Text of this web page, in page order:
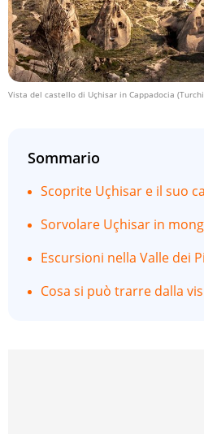
Vista del castello di Uçhisar in Cappadocia
Sommario
Scoprite Uçhisar e il suo
Sorvolare Uçhisar in
Escursioni nella Valle dei
Cosa si può trarre dalla